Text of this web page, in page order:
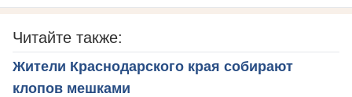
Читайте также:
Жители Краснодарского края собирают
клопов мешками